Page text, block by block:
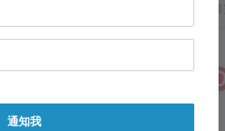
通知我